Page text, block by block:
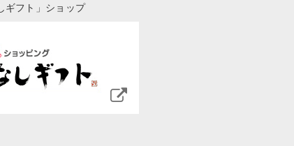
ギフト」ショップ